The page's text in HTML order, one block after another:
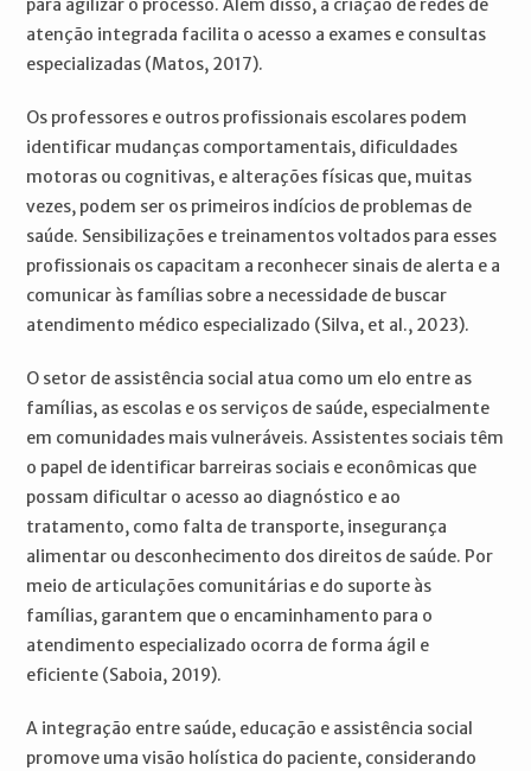
para agilizar o processo. Além disso, a criação de redes de
atenção integrada facilita o acesso a exames e consultas
especializadas (Matos, 2017).
Os professores e outros profissionais escolares podem
identificar mudanças comportamentais, dificuldades
motoras ou cognitivas, e alterações físicas que, muitas
vezes, podem ser os primeiros indícios de problemas de
saúde. Sensibilizações e treinamentos voltados para esses
profissionais os capacitam a reconhecer sinais de alerta e a
comunicar às famílias sobre a necessidade de buscar
atendimento médico especializado (Silva, et al., 2023).
O setor de assistência social atua como um elo entre as
famílias, as escolas e os serviços de saúde, especialmente
em comunidades mais vulneráveis. Assistentes sociais têm
o papel de identificar barreiras sociais e econômicas que
possam dificultar o acesso ao diagnóstico e ao
tratamento, como falta de transporte, insegurança
alimentar ou desconhecimento dos direitos de saúde. Por
meio de articulações comunitárias e do suporte às
famílias, garantem que o encaminhamento para o
atendimento especializado ocorra de forma ágil e
eficiente (Saboia, 2019).
A integração entre saúde, educação e assistência social
promove uma visão holística do paciente, considerando